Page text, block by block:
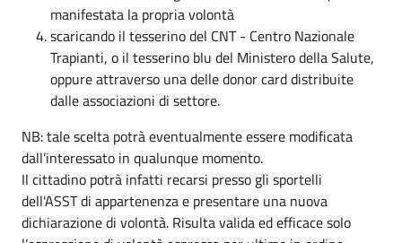
manifestata la propria volontà
scaricando il tesserino del CNT - Centro Nazionale
Trapianti, o il tesserino blu del Ministero della Salute,
oppure attraverso una delle donor card distribuite
dalle associazioni di settore.
NB: tale scelta potrà eventualmente essere modificata
dall’interessato in qualunque momento.
Il cittadino potrà infatti recarsi presso gli sportelli
dell'ASST di appartenenza e presentare una nuova
dichiarazione di volontà. Risulta valida ed efficace solo